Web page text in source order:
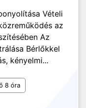
Vételi
az
Az
Bérlőkkel
kényelmi...
8 óra